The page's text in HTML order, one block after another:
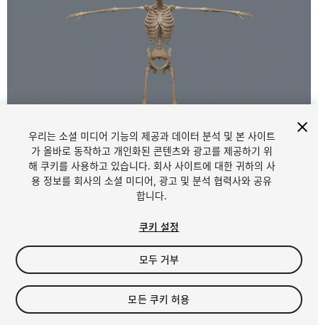
/30
$15
세금/부가세는 결제 시 반영됩니다.
우리는 소셜 미디어 기능의 제공과 데이터 분석 및 본 사이트
가 올바로 동작하고 개인화된 콘텐츠와 광고를 제공하기 위
해 쿠키를 사용하고 있습니다. 회사 사이트에 대한 귀하의 사
용 정보를 회사의 소셜 미디어, 광고 및 분석 협력사와 공유
합니다.
쿠키 설정
모두 거부
모든 쿠키 허용